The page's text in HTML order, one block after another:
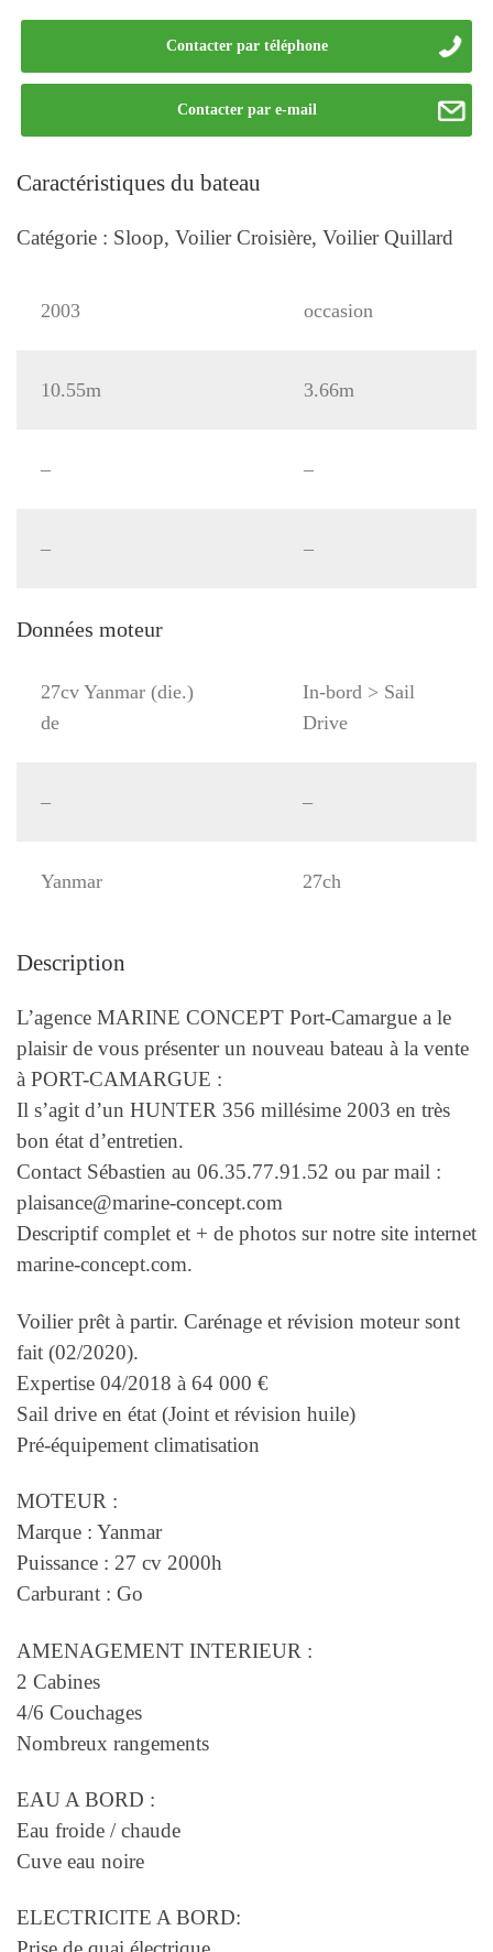
Contacter par téléphone
Contacter par e-mail
Caractéristiques du bateau
Catégorie : Sloop, Voilier Croisière, Voilier Quillard
2003 occasion
10.55m 3.66m
– –
– –
Données moteur
27cv Yanmar (die.)
de
In-bord > Sail
Drive
– –
Yanmar 27ch
Description
L’agence MARINE CONCEPT Port-Camargue a le
plaisir de vous présenter un nouveau bateau à la vente
à PORT-CAMARGUE :
Il s’agit d’un HUNTER 356 millésime 2003 en très
bon état d’entretien.
Contact Sébastien au 06.35.77.91.52 ou par mail :
plaisance@marine-concept.com
Descriptif complet et + de photos sur notre site internet
marine-concept.com.
Voilier prêt à partir. Carénage et révision moteur sont
fait (02/2020).
Expertise 04/2018 à 64 000 €
Sail drive en état (Joint et révision huile)
Pré-équipement climatisation
MOTEUR :
Marque : Yanmar
Puissance : 27 cv 2000h
Carburant : Go
AMENAGEMENT INTERIEUR :
2 Cabines
4/6 Couchages
Nombreux rangements
EAU A BORD :
Eau froide / chaude
Cuve eau noire
ELECTRICITE A BORD: